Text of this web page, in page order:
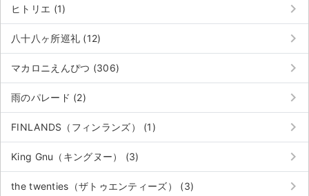
ヒトリエ (1) keyboard_arrow_right
八十八ヶ所巡礼 (12) keyboard_arrow_right
マカロニえんぴつ (306) keyboard_arrow_right
雨のパレード (2) keyboard_arrow_right
FINLANDS（フィンランズ） (1) keyboard_arrow_right
King Gnu（キングヌー） (3) keyboard_arrow_right
the twenties（ザトゥエンティーズ） (3) keyboard_arrow_right